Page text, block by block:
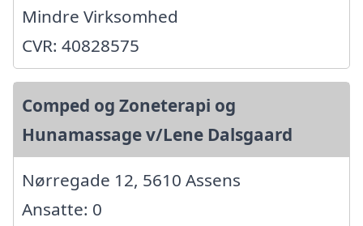
Mindre Virksomhed
CVR: 40828575
Comped og Zoneterapi og
Hunamassage v/Lene Dalsgaard
Nørregade 12, 5610 Assens
Ansatte: 0